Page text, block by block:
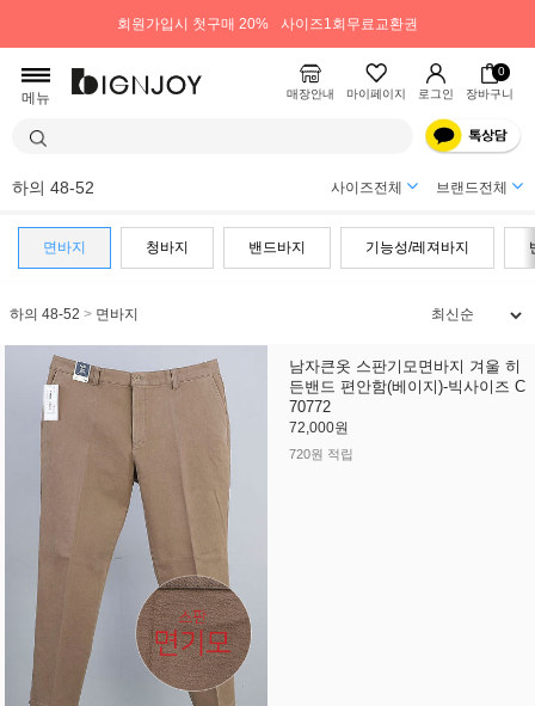
회원가입시 첫구매 20% 사이즈1회무료교환권
메뉴 매장안내 마이페이지 로그인
0
장바구니
하의 48-52 사이즈전체 브랜드전체
면바지 청바지 밴드바지 기능성/레져바지
하의 48-52 > 면바지
남자큰옷 스판기모면바지 겨울 히
든밴드 편안함(베이지)-빅사이즈 C
70772
72,000원
720원 적립